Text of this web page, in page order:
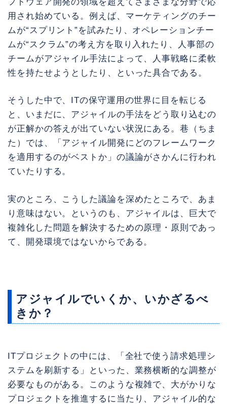
用され始めている。例えば、マーケティングのチー
ムが“スプリント”を試みたり、オペレーションチー
ムが“スクラム”の考え方を取り入れたり、人事部の
チームがアジャイル手法によって、人事戦略に柔軟
性を持たせようとしたり、といった具合である。
そうした中で、ITの保守運用の世界に目を転じる
と、いまだに、アジャイルの手法をどう取り込むの
が正解かの答えが出ていない状況にある。巷（ちま
た）では、「アジャイル開発にどのフレームワーク
を適用するのがベストか」の議論がさかんに行われ
ていたりする。
実のところ、こうした議論を深めたところで、あま
り意味はない。というのも、アジャイルは、巨大で
複雑化した問題を解決するための原理・原則であっ
て、開発環境ではないからである。
アジャイルでいくか、いかざるべ
きか？
ITプロジェクトの中には、「全社で使う請求処理シ
ステムを刷新する」といった、業務横断的な調整が
必要なものがある。このような複雑で、大がかりな
プロジェクトを推進するに当たり、アジャイル的な